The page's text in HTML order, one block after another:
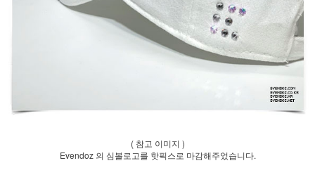
( 참고 이미지 )
Evendoz 의 심볼로고를 핫픽스로 마감해주었습니다.